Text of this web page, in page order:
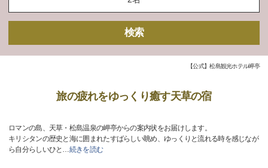
検索
【公式】松島観光ホテル岬亭
旅の疲れをゆっくり癒す天草の宿
ロマンの島、天草・松島温泉の岬亭からの案内状をお届けします。
キリシタンの歴史と海に囲まれたすばらしい眺め、ゆっくりと流れる時を感じなが
ら自分らしいひと …続きを読む